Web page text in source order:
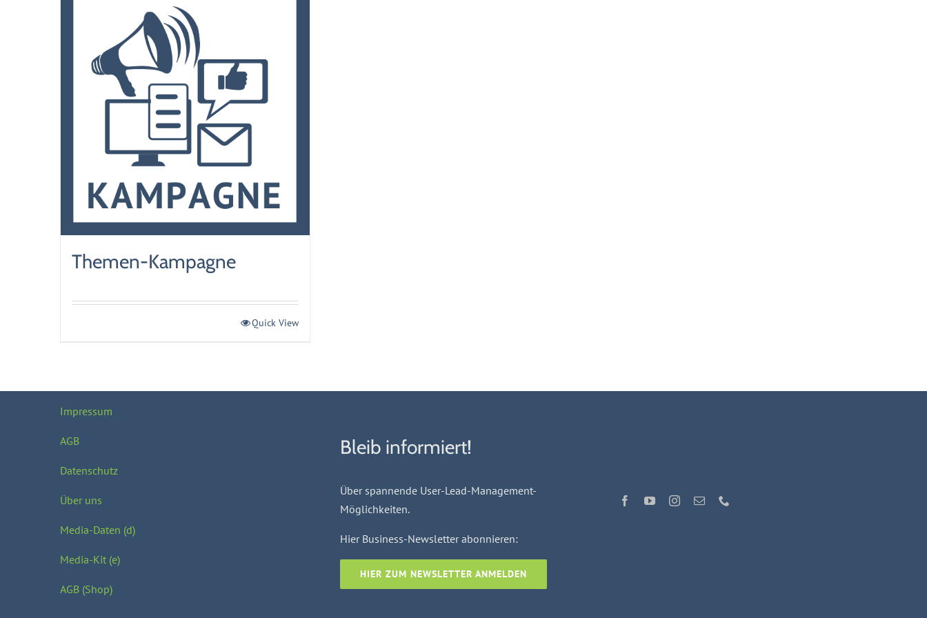
Themen-Kampagne
Quick View
Impressum
AGB
Datenschutz
Über uns
Media-Daten (d)
Media-Kit (e)
AGB (Shop)
Bleib informiert!
Über spannende User-Lead-Management-
Möglichkeiten.
Hier Business-Newsletter abonnieren:
HIER ZUM NEWSLETTER ANMELDEN